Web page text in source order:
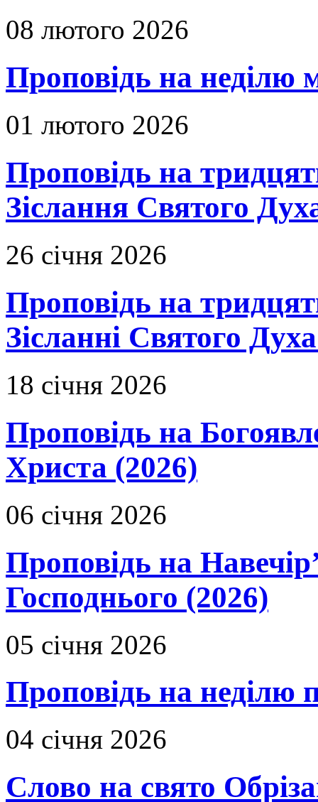
08 лютого 2026
Проповідь на неділю
01 лютого 2026
Проповідь на
Зіслання Святого
26 січня 2026
Проповідь на
Зісланні Святого
18 січня 2026
Проповідь на
Христа (2026)
06 січня 2026
Проповідь на
Господнього (2026)
05 січня 2026
Проповідь на неділю
04 січня 2026
Слово на свято